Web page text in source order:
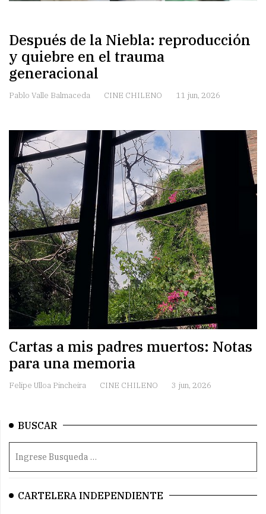
Después de la Niebla: reproducción
y quiebre en el trauma
generacional
Pablo Valle Balmaceda CINE CHILENO 11 jun, 2026
Cartas a mis padres muertos: Notas
para una memoria
Felipe Ulloa Pincheira CINE CHILENO 3 jun, 2026
BUSCAR
CARTELERA INDEPENDIENTE